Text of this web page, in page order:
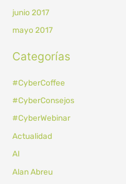
junio 2017
mayo 2017
Categorías
#CyberCoffee
#CyberConsejos
#CyberWebinar
Actualidad
AI
Alan Abreu